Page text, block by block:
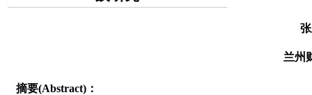
兰州
摘要(Abstract)：